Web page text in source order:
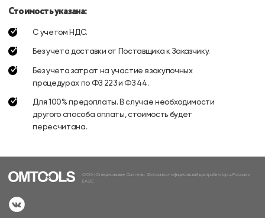
Стоимость указана:
С учетом НДС.
Без учета доставки от Поставщика к Заказчику.
Без учета затрат на участие в закупочных
процедурах по ФЗ 223 и ФЗ 44.
Для 100% предоплаты. В случае необходимости
другого способа оплаты, стоимость будет
пересчитана.
ООО «Специальные Системы. Фотоника» официальный дистрибьютор в России и
ЕАЭС